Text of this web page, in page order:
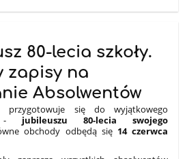
80-lecia szkoły.
zapisy na
Absolwentów
przygotowuje się do wyjątkowego
- jubileuszu 80-lecia swojego
obchody odbędą się 14 czerwca